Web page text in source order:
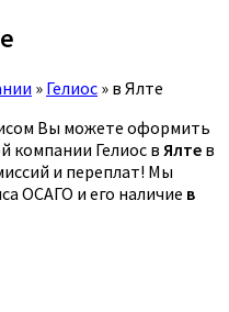
» Гелиос » в Ялте
Вы можете оформить
компании Гелиос в Ялте в
и переплат! Мы
ОСАГО и его наличие в